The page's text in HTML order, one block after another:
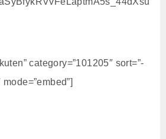
category=”101205″ sort=”-